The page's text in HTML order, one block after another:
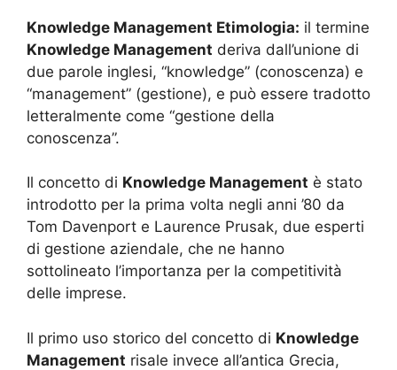
Knowledge Management Etimologia: il termine
Knowledge Management deriva dall’unione di
due parole inglesi, “knowledge” (conoscenza) e
“management” (gestione), e può essere tradotto
letteralmente come “gestione della
conoscenza”.
Il concetto di Knowledge Management è stato
introdotto per la prima volta negli anni ’80 da
Tom Davenport e Laurence Prusak, due esperti
di gestione aziendale, che ne hanno
sottolineato l’importanza per la competitività
delle imprese.
Il primo uso storico del concetto di Knowledge
Management risale invece all’antica Grecia,